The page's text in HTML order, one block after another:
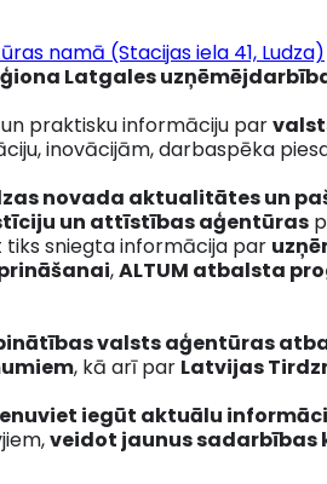
namā (Stacijas iela 41, Ludza)
Latgales
praktisku informāciju par
inovācijām, darbaspēka
novada aktualitātes un
un attīstības aģentūras
tiks sniegta informācija par
,ALTUM atbalsta
valsts aģentūras
, kā arī par Latvijas
iegūt aktuālu
veidot jaunus sadarbības